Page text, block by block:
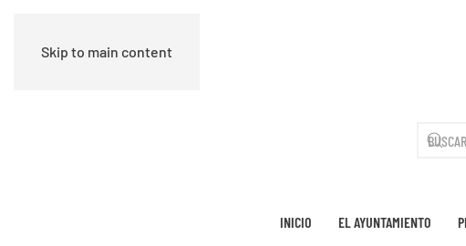
Skip to main content
INICIO EL AYUNTAMIENTO